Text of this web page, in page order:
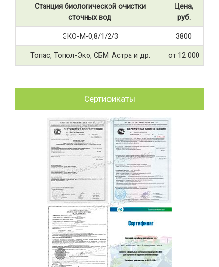
Станция биологической очистки
сточных вод
Цена,
руб.
ЭКО-М-0,8/1/2/3 3800
Топас, Топол-Эко, СБМ, Астра и др. от 12 000
Сертификаты